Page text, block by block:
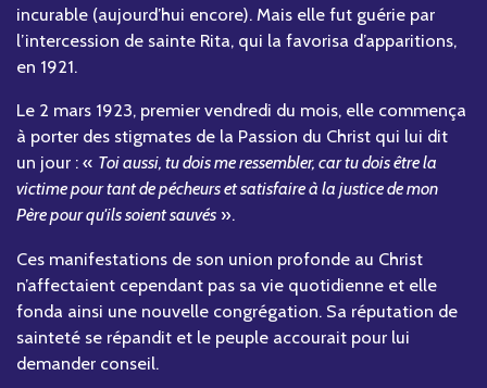
incurable (aujourd’hui encore). Mais elle fut guérie par
l’intercession de sainte Rita, qui la favorisa d’apparitions,
en 1921.
Le 2 mars 1923, premier vendredi du mois, elle commença
à porter des stigmates de la Passion du Christ qui lui dit
un jour : « Toi aussi, tu dois me ressembler, car tu dois être la
victime pour tant de pécheurs et satisfaire à la justice de mon
Père pour qu'ils soient sauvés ».
Ces manifestations de son union profonde au Christ
n’affectaient cependant pas sa vie quotidienne et elle
fonda ainsi une nouvelle congrégation. Sa réputation de
sainteté se répandit et le peuple accourait pour lui
demander conseil.